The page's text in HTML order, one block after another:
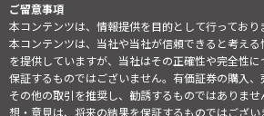
ご留意事項
本コンテンツは、情報提供を目的として行っており
本コンテンツは、当社や当社が信頼できると考え
を提供していますが、当社はその正確性や完全性
保証するものではございません。有価証券の購入、
その他の取引を推奨し、勧誘するものではありま
想・意見は、将来の結果を保証するものではござ